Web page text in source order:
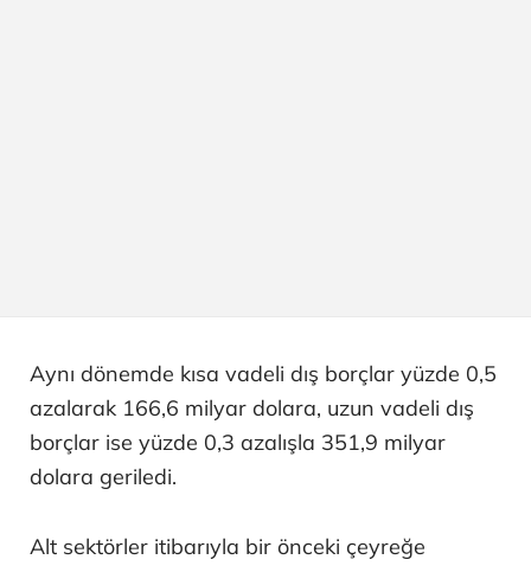
Aynı dönemde kısa vadeli dış borçlar yüzde 0,5
azalarak 166,6 milyar dolara, uzun vadeli dış
borçlar ise yüzde 0,3 azalışla 351,9 milyar
dolara geriledi.
Alt sektörler itibarıyla bir önceki çeyreğe